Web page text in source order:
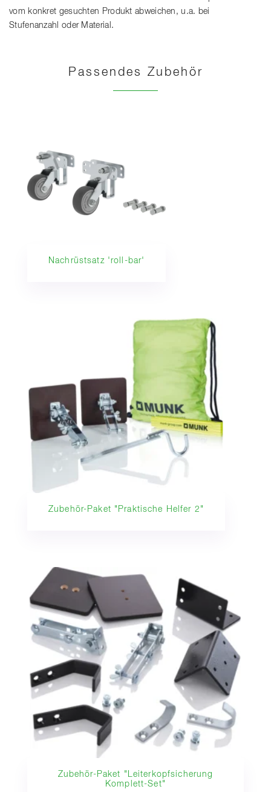
vom konkret gesuchten Produkt abweichen, u.a. bei
Stufenanzahl oder Material.
Passendes Zubehör
Nachrüstsatz 'roll-bar'
Zubehör-Paket "Praktische Helfer 2"
Zubehör-Paket "Leiterkopfsicherung
Komplett-Set"